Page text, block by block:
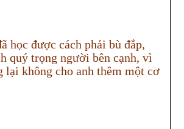
học được cách phải bù đắp,
quý trọng người bên cạnh, vì
lại không cho anh thêm một cơ